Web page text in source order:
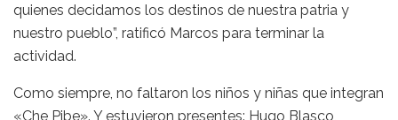
quienes decidamos los destinos de nuestra patria y
nuestro pueblo”, ratificó Marcos para terminar la
actividad.
Como siempre, no faltaron los niños y niñas que integran
«Che Pibe». Y estuvieron presentes: Hugo Blasco,